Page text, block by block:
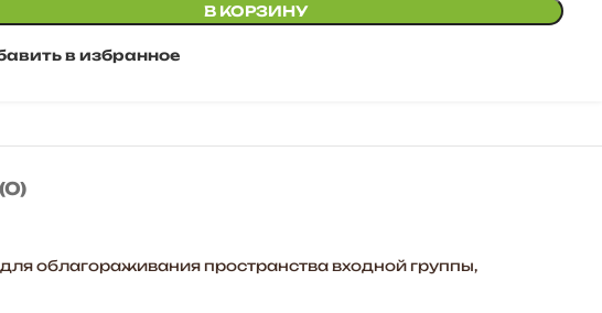
В КОРЗИНУ
в избранное
облагораживания пространства входной группы,